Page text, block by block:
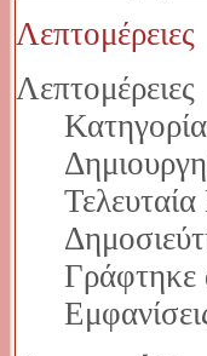
Λεπτομέρειες
Λεπτομέρειες
Γράφτηκε